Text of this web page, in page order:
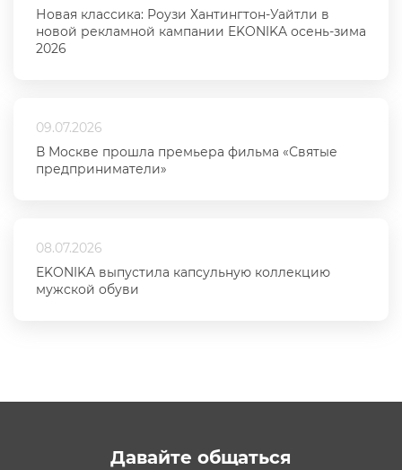
Новая классика: Роузи Хантингтон-Уайтли в
новой рекламной кампании EKONIKA осень-зима
2026
09.07.2026
В Москве прошла премьера фильма «Святые
предприниматели»
08.07.2026
EKONIKA выпустила капсульную коллекцию
мужской обуви
Давайте общаться